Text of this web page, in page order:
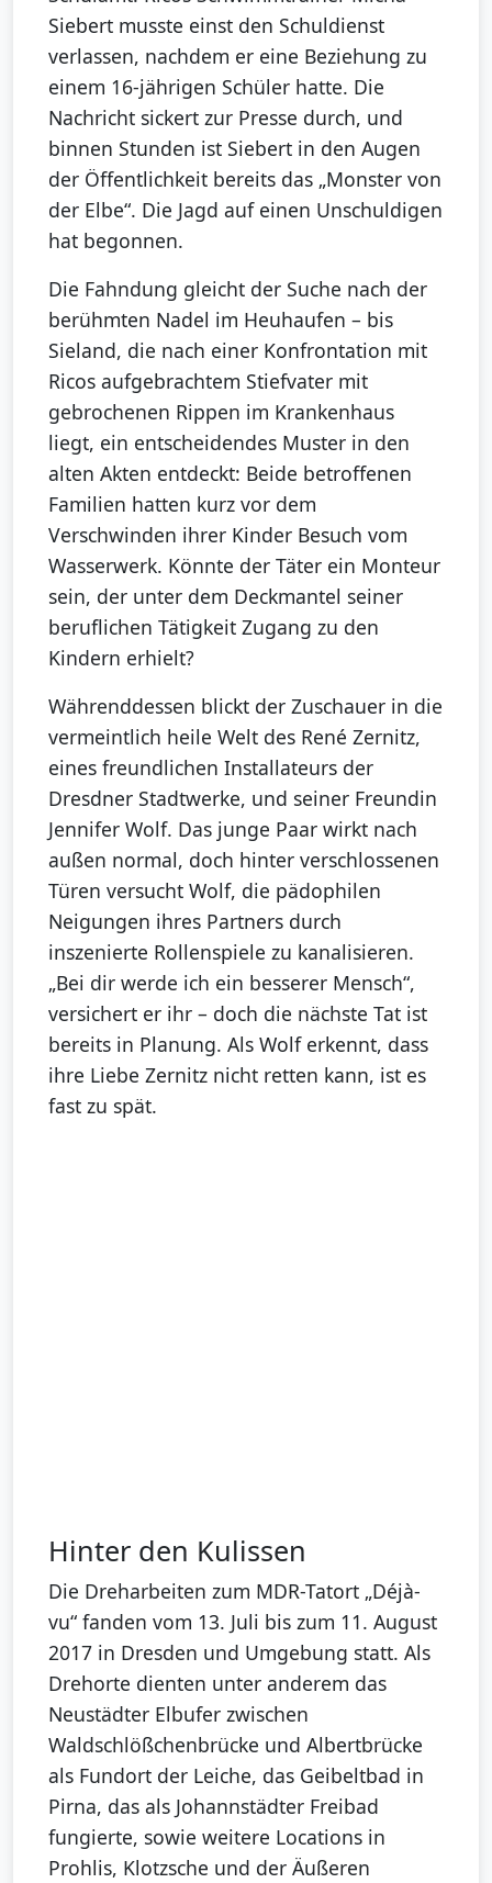
Siebert musste einst den Schuldienst
verlassen, nachdem er eine Beziehung zu
einem 16-jährigen Schüler hatte. Die
Nachricht sickert zur Presse durch, und
binnen Stunden ist Siebert in den Augen
der Öffentlichkeit bereits das „Monster von
der Elbe“. Die Jagd auf einen Unschuldigen
hat begonnen.
Die Fahndung gleicht der Suche nach der
berühmten Nadel im Heuhaufen – bis
Sieland, die nach einer Konfrontation mit
Ricos aufgebrachtem Stiefvater mit
gebrochenen Rippen im Krankenhaus
liegt, ein entscheidendes Muster in den
alten Akten entdeckt: Beide betroffenen
Familien hatten kurz vor dem
Verschwinden ihrer Kinder Besuch vom
Wasserwerk. Könnte der Täter ein Monteur
sein, der unter dem Deckmantel seiner
beruflichen Tätigkeit Zugang zu den
Kindern erhielt?
Währenddessen blickt der Zuschauer in die
vermeintlich heile Welt des René Zernitz,
eines freundlichen Installateurs der
Dresdner Stadtwerke, und seiner Freundin
Jennifer Wolf. Das junge Paar wirkt nach
außen normal, doch hinter verschlossenen
Türen versucht Wolf, die pädophilen
Neigungen ihres Partners durch
inszenierte Rollenspiele zu kanalisieren.
„Bei dir werde ich ein besserer Mensch“,
versichert er ihr – doch die nächste Tat ist
bereits in Planung. Als Wolf erkennt, dass
ihre Liebe Zernitz nicht retten kann, ist es
fast zu spät.
Hinter den Kulissen
Die Dreharbeiten zum MDR-Tatort „Déjà-
vu“ fanden vom 13. Juli bis zum 11. August
2017 in Dresden und Umgebung statt. Als
Drehorte dienten unter anderem das
Neustädter Elbufer zwischen
Waldschlößchenbrücke und Albertbrücke
als Fundort der Leiche, das Geibeltbad in
Pirna, das als Johannstädter Freibad
fungierte, sowie weitere Locations in
Prohlis, Klotzsche und der Äußeren